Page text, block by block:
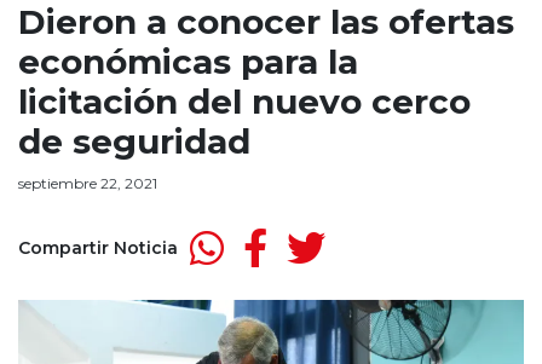
Dieron a conocer las ofertas
económicas para la
licitación del nuevo cerco
de seguridad
septiembre 22, 2021
Compartir Noticia